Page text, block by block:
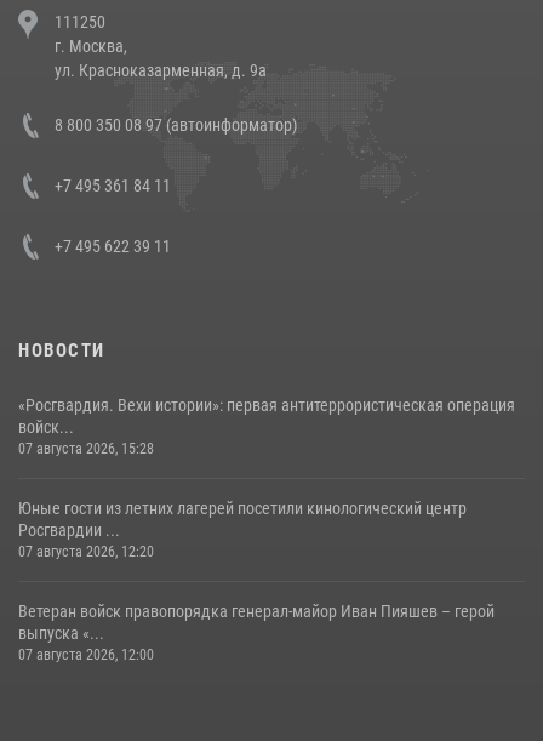
напавших на бригаду скорой помощи (видео)
14 июля 2026, 12:20
В Росгвардии прошла военно-научная конференция по обобщению
боевого опыта
111250
г. Москва,
ул. Красноказарменная, д. 9а
8 800 350 08 97 (автоинформатор)
+7 495 361 84 11
+7 495 622 39 11
НОВОСТИ
«Росгвардия. Вехи истории»: первая антитеррористическая операция
войск...
07 августа 2026, 15:28
Юные гости из летних лагерей посетили кинологический центр
Росгвардии ...
07 августа 2026, 12:20
Ветеран войск правопорядка генерал-майор Иван Пияшев – герой
выпуска «...
07 августа 2026, 12:00